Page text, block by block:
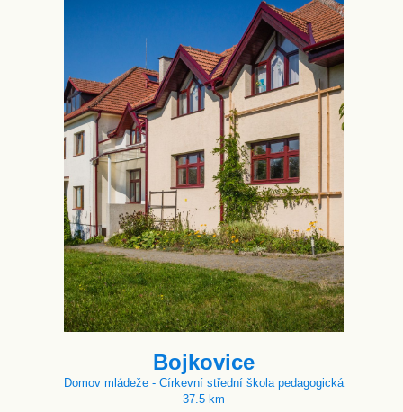
Bojkovice
Domov mládeže - Církevní střední škola pedagogická
37.5 km